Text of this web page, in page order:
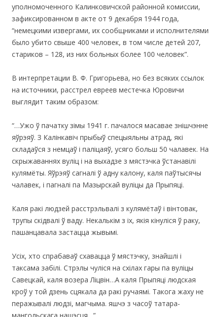
уполномоченного Калинковичской районной комиссии,
зафиксированном в акте от 9 декабря 1944 года,
“немецкими извергами, их сообщниками и исполнителями
было убито свыше 400 человек, в том числе детей 207,
стариков – 128, из них больных более 100 человек”.
В интерпретации В. Ф. Григорьева, но без всяких ссылок
на источники, расстрел евреев местечка Юровичи
выглядит таким образом:
“…Ужо ў пачатку зімы 1941 г. пачалося масавае знішчэнне
яўрэяў. З Калінкавіч прыбыў спецыяльны атрад, які
складаўся з немцаў і паліцаяў, усяго больш 50 чалавек. На
скрыжаваннях вуліц і на выхадзе з мястэчка ўстанавілі
кулямёты. Яўрэяў сагналі ў адну калону, каля паўтысячы
чалавек, і пагналі па Мазырскай вуліцы да Прыпяці.
Каля ракі людзей расстрэльвалі з кулямётаў і вінтовак,
трупы скідвалі ў ваду. Некалькім з іх, якія кінуліся ў раку,
пашанцавала застацца жывымі.
Усіх, хто спрабаваў схавацца ў мястэчку, знайшлі і
таксама забілі. Стрэлы чуліся на схілах гары па вуліцы
Савецкай, каля возера Ліцвін…А каля Прыпяці людская
кроў у той дзень сцякала да ракі ручаямі. Такога жаху не
перажывалі людзі, магчыма. яшчэ з часоў татара-